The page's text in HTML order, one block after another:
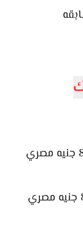
سعر السياره الرسمي المعلن 805,000 جنيه مصري
سعر السياره الرسمي المعلن 815,000 جنيه مصري